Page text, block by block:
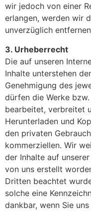
wir jedoch von einer
erlangen, werden wir
unverzüglich
3. Urheberrecht
Die auf unseren
Inhalte unterstehen
Genehmigung des
dürfen die Werke
bearbeitet, verbreitet
Herunterladen und
den privaten
kommerziellen. Wir
der Inhalte auf
von uns erstellt
Dritten beachtet
solche eine
dankbar, wenn Sie